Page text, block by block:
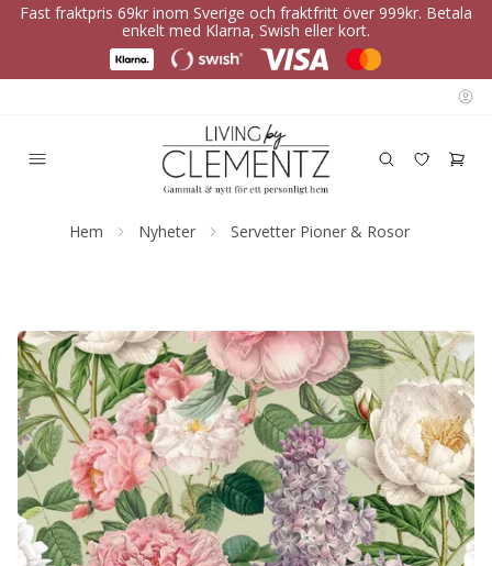
Fast fraktpris 69kr inom Sverige och fraktfritt över 999kr. Betala
enkelt med Klarna, Swish eller kort.
Hem Nyheter Servetter Pioner & Rosor